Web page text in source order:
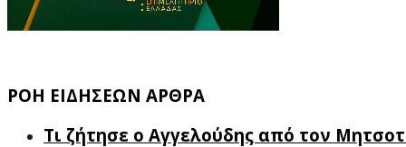
ΡΟΗ ΕΙΔΗΣΕΩΝ ΑΡΘΡΑ
Τι ζήτησε ο Αγγελούδης από τον